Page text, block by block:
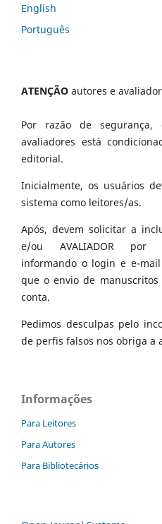
English
Português
ATENÇÃO autores e
Por razão de
avaliadores está
editorial.
Inicialmente, os usuários
sistema como leitores/as.
Após, devem solicitar a
e/ou AVALIADOR por
informando o login e e-
que o envio de
conta.
Pedimos desculpas pelo
de perfis falsos nos obriga a
Informações
Para Leitores
Para Autores
Para Bibliotecários